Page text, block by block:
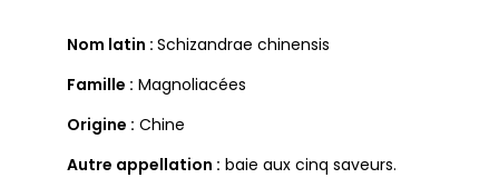
Nom latin : Schizandrae chinensis
Famille : Magnoliacées
Origine : Chine
Autre appellation : baie aux cinq saveurs.